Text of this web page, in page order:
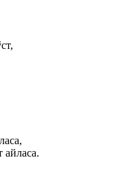
айласа.